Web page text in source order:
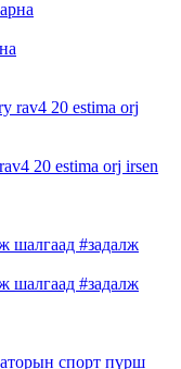
20 estima orj irsen
шалгаад #задалж
шалгаад #задалж